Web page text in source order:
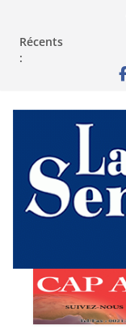
Récents
: